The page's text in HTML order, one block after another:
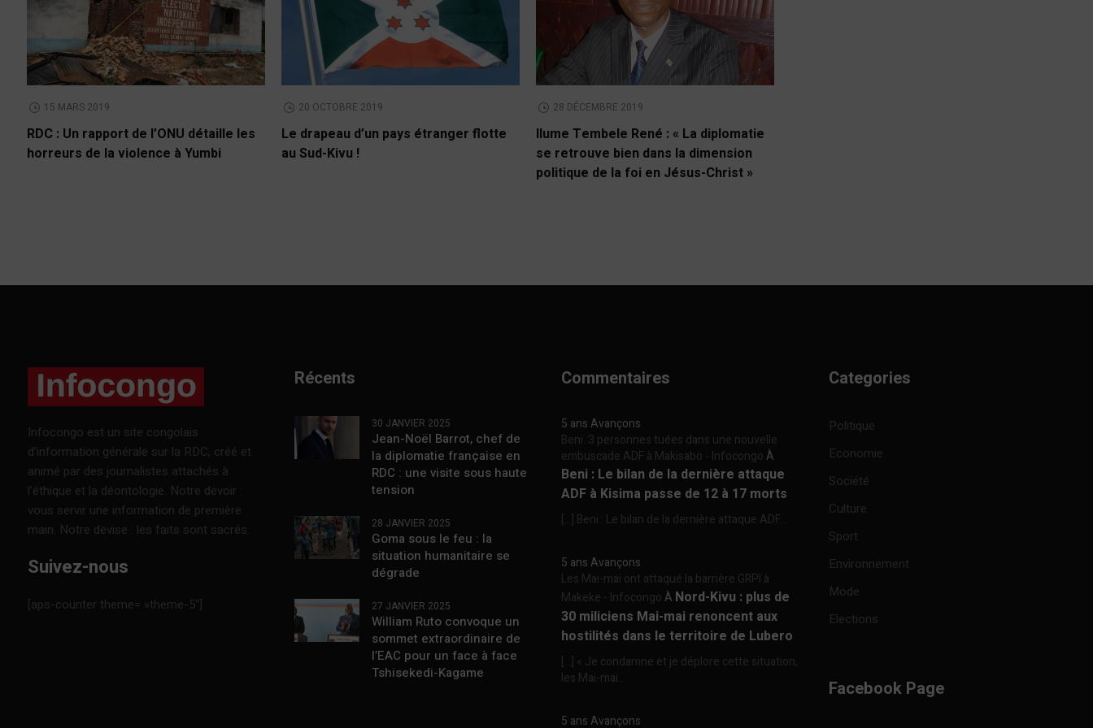
15 MARS 2019
RDC : Un rapport de l’ONU détaille les
horreurs de la violence à Yumbi
20 OCTOBRE 2019
Le drapeau d’un pays étranger flotte
au Sud-Kivu !
28 DÉCEMBRE 2019
Ilume Tembele René : « La diplomatie
se retrouve bien dans la dimension
politique de la foi en Jésus-Christ »
Infocongo est un site congolais
d’information générale sur la RDC, créé et
animé par des journalistes attachés à
l’éthique et la déontologie. Notre devoir :
vous servir une information de première
main. Notre devise : les faits sont sacrés.
Suivez-nous
[aps-counter theme= »theme-5″]
Récents
30 JANVIER 2025
Jean-Noël Barrot, chef de
la diplomatie française en
RDC : une visite sous haute
tension
28 JANVIER 2025
Goma sous le feu : la
situation humanitaire se
dégrade
27 JANVIER 2025
William Ruto convoque un
sommet extraordinaire de
l’EAC pour un face à face
Tshisekedi-Kagame
Commentaires
5 ans Avançons
Beni :3 personnes tuées dans une nouvelle
embuscade ADF à Makisabo - InfocongoÀ
Beni : Le bilan de la dernière attaque
ADF à Kisima passe de 12 à 17 morts
[…] Beni : Le bilan de la dernière attaque ADF...
5 ans Avançons
Les Mai-mai ont attaqué la barrière GRPI à
Makeke - InfocongoÀ Nord-Kivu : plus de
30 miliciens Mai-mai renoncent aux
hostilités dans le territoire de Lubero
[…] « Je condamne et je déplore cette situation,
les Mai-mai...
5 ans Avançons
Categories
Politique
Economie
Société
Culture
Sport
Environnement
Mode
Elections
Facebook Page